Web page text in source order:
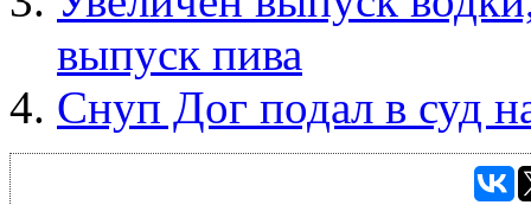
выпуск пива
Снуп Дог подал в суд